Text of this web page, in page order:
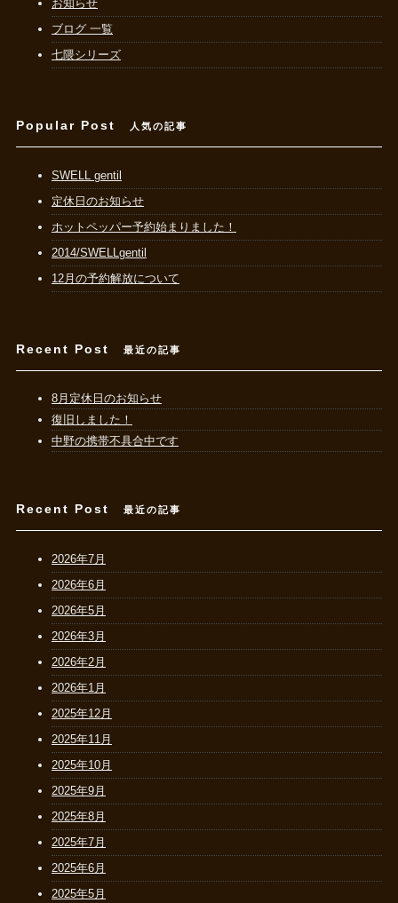
お知らせ
ブログ 一覧
七隈シリーズ
Popular Post 人気の記事
SWELL gentil
定休日のお知らせ
ホットペッパー予約始まりました！
2014/SWELLgentil
12月の予約解放について
Recent Post 最近の記事
8月定休日のお知らせ
復旧しました！
中野の携帯不具合中です
Recent Post 最近の記事
2026年7月
2026年6月
2026年5月
2026年3月
2026年2月
2026年1月
2025年12月
2025年11月
2025年10月
2025年9月
2025年8月
2025年7月
2025年6月
2025年5月